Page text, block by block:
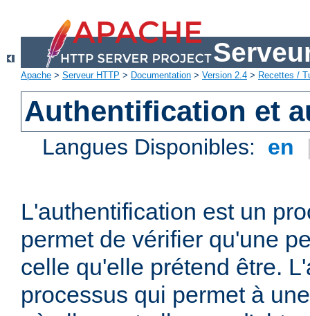
Apache > Serveur HTTP > Documentation > Version 2.4 > Recettes /
Authentification et
Langues Disponibles: en
L'authentification est un
permet de vérifier qu'une
celle qu'elle prétend être.
processus qui permet à